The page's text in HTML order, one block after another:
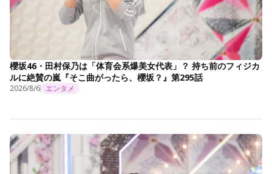
櫻坂46・田村保乃は「体育会系爆美女代表」？ 持ち前のフィジカ
ルに絶賛の嵐『そこ曲がったら、櫻坂？』第295話
2026/8/6 エンタメ